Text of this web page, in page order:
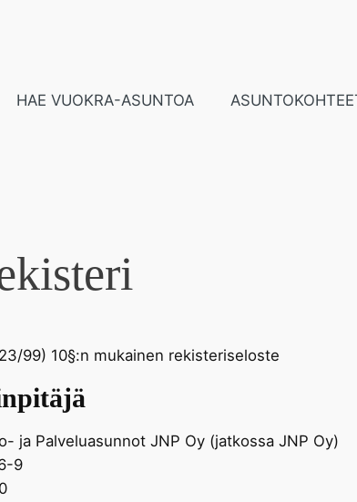
HAE VUOKRA-ASUNTOA
99) 10§:n mukainen rekisteriseloste
ja Palveluasunnot JNP Oy (jatkossa JNP Oy)
9